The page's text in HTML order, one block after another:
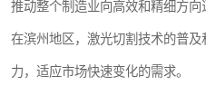
推动整个制造业向高效和精细方向
在滨州地区，激光切割技术的普
力，适应市场快速变化的需求。